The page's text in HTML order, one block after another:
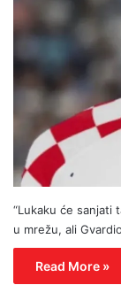
“Lukaku će sanjati
u mrežu, ali
Read More »